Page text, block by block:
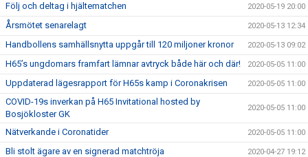
Följ och deltag i hjältematchen 2020-05-19 20:00
Årsmötet senarelagt 2020-05-13 12:34
Handbollens samhällsnytta uppgår till 120 miljoner kronor 2020-05-13 09:02
H65’s ungdomars framfart lämnar avtryck både här och där! 2020-05-05 11:00
Uppdaterad lägesrapport för H65s kamp i Coronakrisen 2020-05-05 11:00
COVID-19s inverkan på H65 Invitational hosted by
Bosjökloster GK
2020-05-05 11:00
Nätverkande i Coronatider 2020-05-05 11:00
Bli stolt ägare av en signerad matchtröja 2020-04-27 19:12